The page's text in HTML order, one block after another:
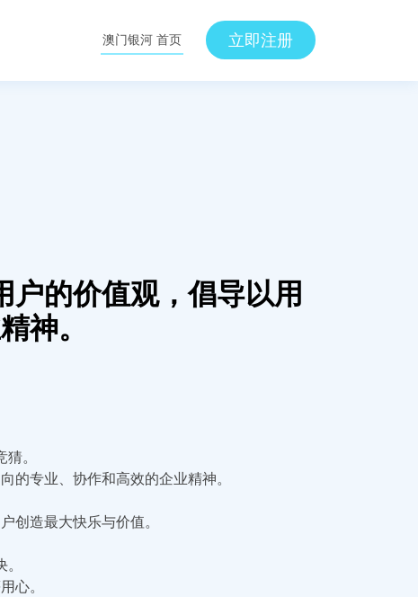
澳门银河 首页 立即注册
的价值观，倡导以用
神。
。
专业、协作和高效的企业精神。
创造最大快乐与价值。
心。